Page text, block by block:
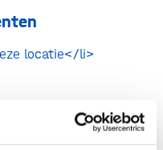
locatie</li>